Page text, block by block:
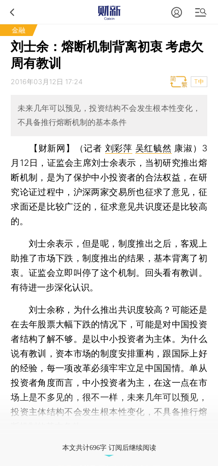
金融
刘士余：熔断机制背离初衷 考虑欠
周有教训
2016年03月12日 17:24 T中
未来几年可以预见，投资结构不会发生根本性变化，
不具备推行熔断机制的基本条件
【财新网】（记者 刘彩萍 吴红毓然 康淑） 3
月12日，证监会主席刘士余表示，当初研究推出熔
断机制，是为了保护中小投资者的合法权益，在研
究论证过程中，沪深两家交易所也征求了意见，征
求面还是比较广泛的，征求意见共识度还是比较高
的。
刘士余表示，但是呢，制度推出之后，客观上
助推了市场下跌，制度推出的结果，基本背离了初
衷。证监会立即叫停了这个机制。回头看有教训。
有待进一步深化认识。
刘士余称，为什么推出共识度较高？可能还是
在去年股票大幅下跌的情况下，可能是对中国投资
者结构了解不够。是以中小投资者为主体。为什么
说有教训，资本市场的制度安排重构，跟国际上好
的经验，每一项改革必须牢牢立足中国国情。单从
投资者角度而言，中小投资者为主，在这一点在市
场上是不多见的，很不一样，未来几年可以预见，
投资主体结构不会发生根本性变化，不具备推行熔
本文共计696字 订阅后继续阅读